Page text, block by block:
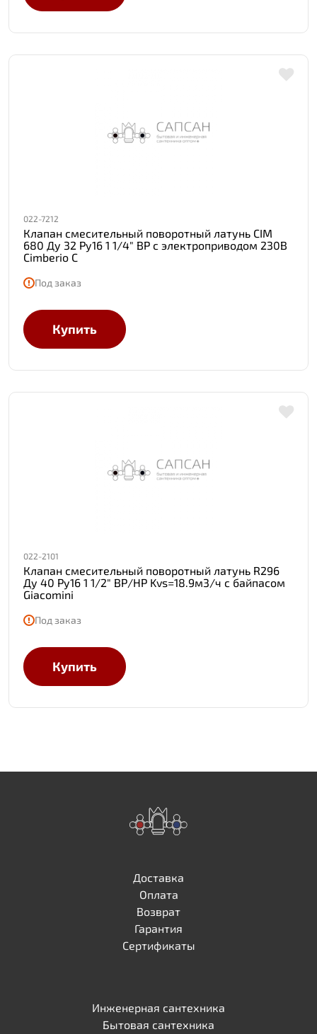
022-7212
Клапан смесительный поворотный латунь CIM
680 Ду 32 Ру16 1 1/4" ВР с электроприводом 230В
Cimberio C
Под заказ
Купить
022-2101
Клапан смесительный поворотный латунь R296
Ду 40 Ру16 1 1/2" ВР/НР Kvs=18.9м3/ч с байпасом
Giacomini
Под заказ
Купить
Доставка
Оплата
Возврат
Гарантия
Сертификаты
Инженерная сантехника
Бытовая сантехника